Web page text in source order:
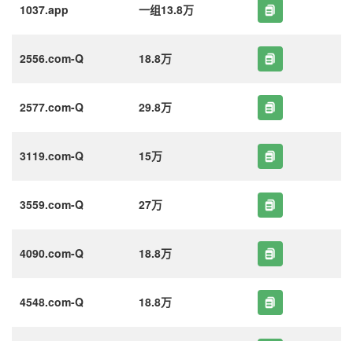
1037.app 一组13.8万
2556.com-Q 18.8万
2577.com-Q 29.8万
3119.com-Q 15万
3559.com-Q 27万
4090.com-Q 18.8万
4548.com-Q 18.8万